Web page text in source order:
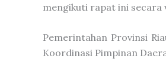
mengikuti rapat ini secara
Pemerintahan Provinsi
Koordinasi Pimpinan